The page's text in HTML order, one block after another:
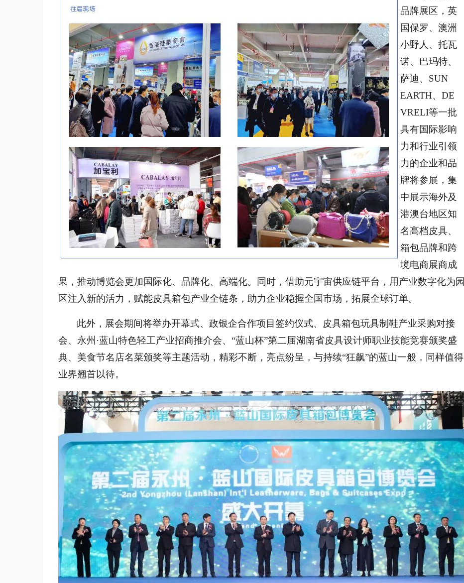
品牌展区，英
国保罗、澳洲
小野人、托瓦
诺、巴玛特、
萨迪、 SUN
EARTH、DE
VRELI等一批
具有国际影响
力和行业引领
力的企业和品
牌将参展，集
中展示海外及
港澳台地区知
名高档皮具、
箱包品牌和跨
境电商展商成
果，推动博览会更加国际化、品牌化、高端化。同时，借助元宇宙供应链平台，用产业数字化为园
区注入新的活力，赋能皮具箱包产业全链条，助力企业稳握全国市场，拓展全球订单。
此外，展会期间将举办开幕式、政银企合作项目签约仪式、皮具箱包玩具制鞋产业采购对接
会、永州 ·蓝山特色轻工产业招商推介会、“蓝山杯”第二届湖南省皮具设计师职业技能竞赛颁奖盛
典、美食节名店名菜颁奖等主题活动，精彩不断，亮点纷呈，与持续“狂飙”的蓝山一般，同样值得
业界翘首以待。